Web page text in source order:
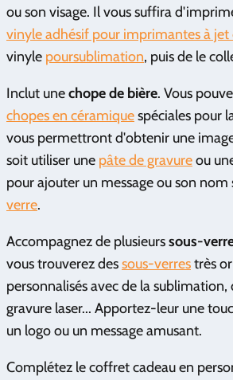
ou son visage. Il vous suffira
vinyle adhésif pour imprimantes à jet
vinyle poursublimation, puis de le
Inclut unechope de bière. Vous
chopes en céramiquespéciales pour
vous permettront d'obtenir une
soit utiliser une pâte de gravureou
pour ajouter un message ou son nom
verre.
Accompagnez de plusieurssous-
vous trouverez dessous-verrestrès
personnalisés avec de la sublimation,
gravure laser... Apportez-leur une
un logo ou un message amusant.
Complétez le coffret cadeau en